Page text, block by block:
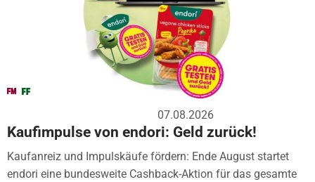
07.08.2026
Kaufimpulse von endori: Geld zurück!
Kaufanreiz und Impulskäufe fördern: Ende August startet
endori eine bundesweite Cashback-Aktion für das gesamte